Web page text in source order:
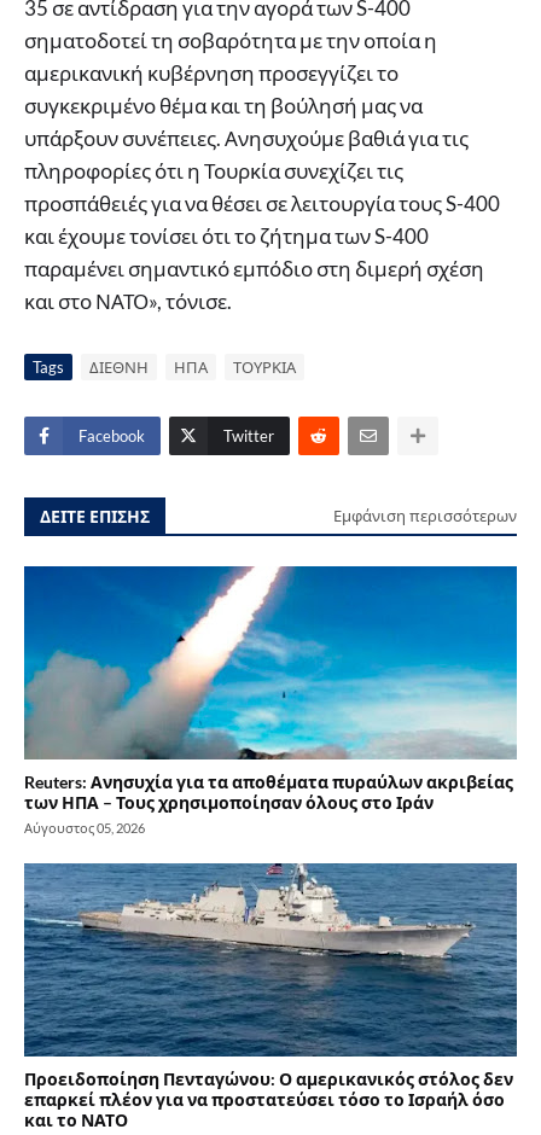
35 σε αντίδραση για την αγορά των S-400
σηματοδοτεί τη σοβαρότητα με την οποία η
αμερικανική κυβέρνηση προσεγγίζει το
συγκεκριμένο θέμα και τη βούλησή μας να
υπάρξουν συνέπειες. Ανησυχούμε βαθιά για τις
πληροφορίες ότι η Τουρκία συνεχίζει τις
προσπάθειές για να θέσει σε λειτουργία τους S-400
και έχουμε τονίσει ότι το ζήτημα των S-400
παραμένει σημαντικό εμπόδιο στη διμερή σχέση
και στο ΝΑΤΟ», τόνισε.
Tags ΔΙΕΘΝΗ ΗΠΑ ΤΟΥΡΚΙΑ
Facebook Twitter
ΔΕΙΤΕ ΕΠΙΣΗΣ Εμφάνιση περισσότερων
Reuters: Ανησυχία για τα αποθέματα πυραύλων ακριβείας
των ΗΠΑ – Τους χρησιμοποίησαν όλους στο Ιράν
Αύγουστος 05, 2026
Προειδοποίηση Πενταγώνου: Ο αμερικανικός στόλος δεν
επαρκεί πλέον για να προστατεύσει τόσο το Ισραήλ όσο
και το ΝΑΤΟ